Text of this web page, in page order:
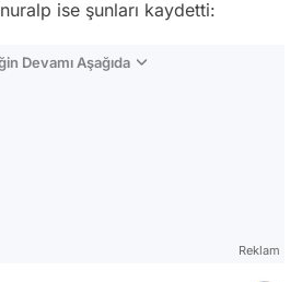
ise şunları kaydetti:
Devamı Aşağıda
Reklam